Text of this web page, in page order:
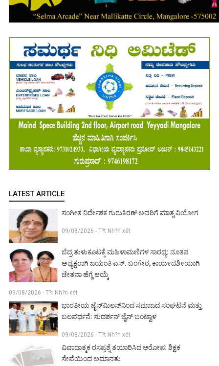
LATEST ARTICLE
ಸಂಗೀತ ನಿರ್ದೇಶಕ ಗುರುಕಿರಣ್ ಅವರಿಗೆ ಮಾತೃ ವಿಯೋಗ
09/08/2026 - T?t Nh?n xét
ಬೆದ್ರ ತುಳುಕೂಟಕ್ಕೆ ಮಹಿಳಾಮಣಿಗಳ ಸಾರಥ್ಯ: ನೂತನ
ಅಧ್ಯಕ್ಷರಾಗಿ ಜಯಂತಿ ಎಸ್. ಬಂಗೇರ, ಕಾಯ೯ದಶಿ೯ಯಾಗಿ
ಚೇತನಾ ಹೆಗ್ಡೆ ಆಯ್ಕೆ
09/08/2026 - T?t Nh?n xét
ಭಾರತೀಯ ಜೈನ್‌ಮಿಲನ್‌ನಿಂದ ಸಮಾಜದ ಸಂಘಟನೆ ಮತ್ತು
ಬಲವರ್ಧನೆ: ಸುದರ್ಶನ್ ಜೈನ್ ಬಂಟ್ವಾಳ
09/08/2026 - T?t Nh?n xét
ವಿವಾದಾತ್ಮಕ ರಸಪ್ರಶ್ನೆ ತಯಾರಿಸಿದ ಆರೋಪ: ಶಿಕ್ಷಕ
ಸೇವೆಯಿಂದ ಅಮಾನತು